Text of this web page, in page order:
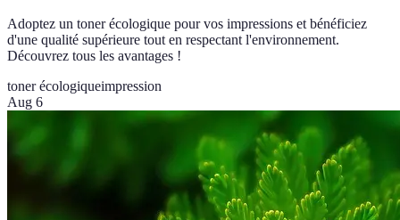
Adoptez un toner écologique pour vos impressions et bénéficiez
d'une qualité supérieure tout en respectant l'environnement.
Découvrez tous les avantages !
toner écologiqueimpression
Aug 6